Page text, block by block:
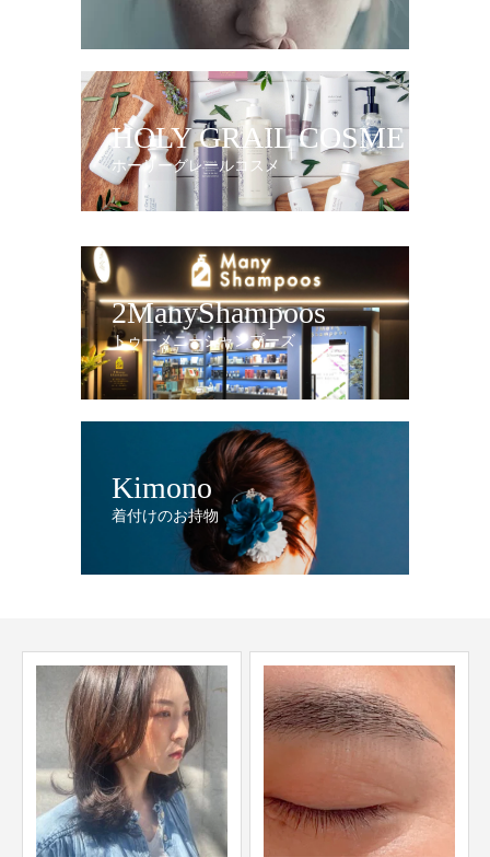
HOLY GRAIL COSME
ホーリーグレールコスメ
2ManyShampoos
トゥーメニーシャンプーズ
Kimono
着付けのお持物